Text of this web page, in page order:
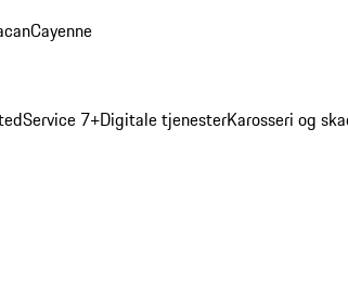
Cayenne
Service 7+Digitale tjenesterKarosseri og